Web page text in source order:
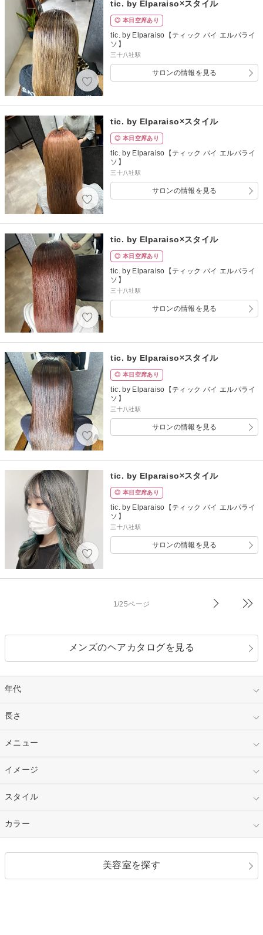
tic. by Elparaiso×スタイル
◎ 本日空席あり
tic. by Elparaiso【ティック バイ エルパライ
ソ】
三十八社駅
サロンの情報を見る
tic. by Elparaiso×スタイル
◎ 本日空席あり
tic. by Elparaiso【ティック バイ エルパライ
ソ】
三十八社駅
サロンの情報を見る
tic. by Elparaiso×スタイル
◎ 本日空席あり
tic. by Elparaiso【ティック バイ エルパライ
ソ】
三十八社駅
サロンの情報を見る
tic. by Elparaiso×スタイル
◎ 本日空席あり
tic. by Elparaiso【ティック バイ エルパライ
ソ】
三十八社駅
サロンの情報を見る
tic. by Elparaiso×スタイル
◎ 本日空席あり
tic. by Elparaiso【ティック バイ エルパライ
ソ】
三十八社駅
サロンの情報を見る
1/25ページ
メンズのヘアカタログを見る
年代
指定なし
10代
30代
長さ
指定なし
ショート
セミロング
メニュー
指定なし
カラー
縮毛矯正
イメージ
指定なし
キュート
ストリート
スタイル
指定なし
カラー
美容室を探す